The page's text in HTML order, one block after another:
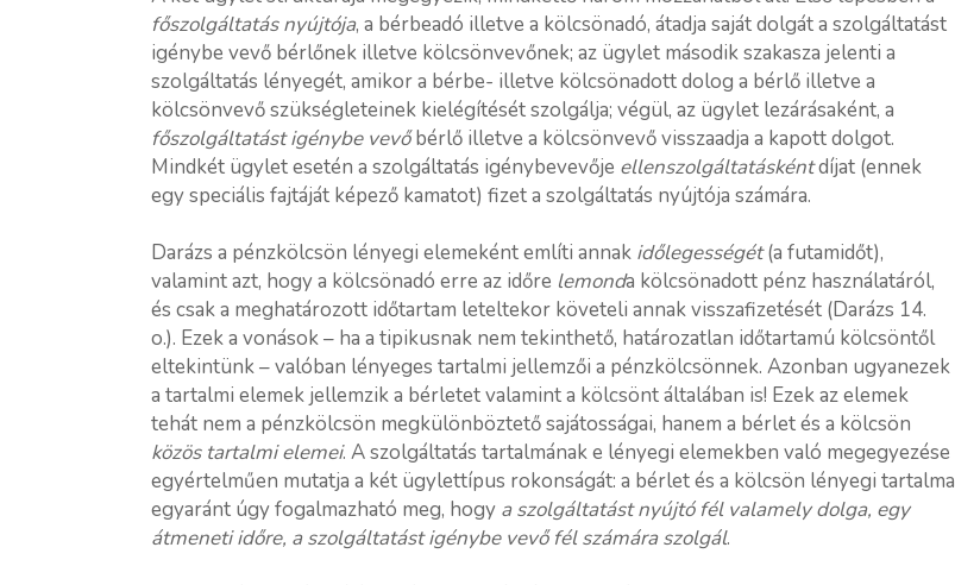
főszolgáltatás nyújtója, a bérbeadó illetve a kölcsönadó, átadja saját dolgát a szolgáltatást
igénybe vevő bérlőnek illetve kölcsönvevőnek; az ügylet második szakasza jelenti a
szolgáltatás lényegét, amikor a bérbe- illetve kölcsönadott dolog a bérlő illetve a
kölcsönvevő szükségleteinek kielégítését szolgálja; végül, az ügylet lezárásaként, a
főszolgáltatást igénybe vevőbérlő illetve a kölcsönvevő visszaadja a kapott dolgot.
Mindkét ügylet esetén a szolgáltatás igénybevevője ellenszolgáltatáskéntdíjat (ennek
egy speciális fajtáját képező kamatot) fizet a szolgáltatás nyújtója számára.
Darázs a pénzkölcsön lényegi elemeként említi annak időlegességét(a futamidőt),
valamint azt, hogy a kölcsönadó erre az időre lemonda kölcsönadott pénz használatáról,
és csak a meghatározott időtartam leteltekor követeli annak visszafizetését (Darázs 14.
o.). Ezek a vonások – ha a tipikusnak nem tekinthető, határozatlan időtartamú kölcsöntől
eltekintünk – valóban lényeges tartalmi jellemzői a pénzkölcsönnek. Azonban ugyanezek
a tartalmi elemek jellemzik a bérletet valamint a kölcsönt általában is! Ezek az elemek
tehát nem a pénzkölcsön megkülönböztető sajátosságai, hanem a bérlet és a kölcsön
közös tartalmi elemei. A szolgáltatás tartalmának e lényegi elemekben való megegyezése
egyértelműen mutatja a két ügylettípus rokonságát: a bérlet és a kölcsön lényegi tartalma
egyaránt úgy fogalmazható meg, hogy a szolgáltatást nyújtó fél valamely dolga, egy
átmeneti időre, a szolgáltatást igénybe vevő fél számára szolgál.